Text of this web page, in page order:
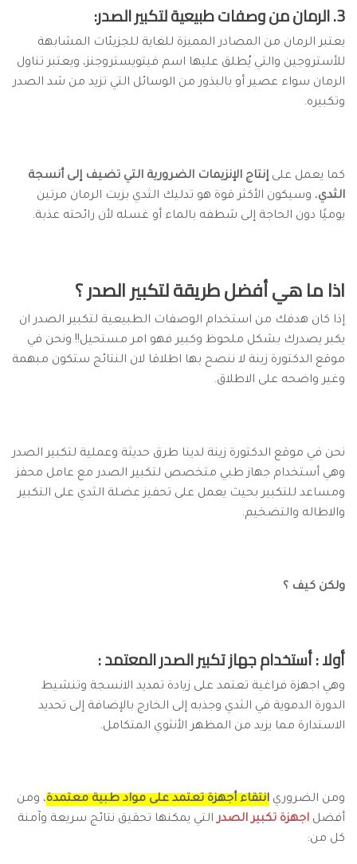
3. الرمان من وصفات طبيعية لتكبير الصدر:
يعتبر الرمان من المصادر المميزة للغاية للجزيئات المشابهة
للأستروجين والتي يُطلق عليها اسم فيتويستروجنز، ويعتبر تناول
الرمان سواء عصير أو بالبذور من الوسائل التي تزيد من شد الصدر
وتكبيره.
كما يعمل على إنتاج الإنزيمات الضرورية التي تضيف إلى أنسجة
الثدي، وسيكون الأكثر قوة هو تدليك الثدي بزيت الرمان مرتين
يوميًا دون الحاجة إلى شطفه بالماء أو غسله لأن رائحته عذبة.
اذا ما هي أفضل طريقة لتكبير الصدر ؟
إذا كان هدفك من استخدام الوصفات الطبيعية لتكبير الصدر ان
يكبر يصدرك بشكل ملحوظ وكبير فهو امر مستحيل!! ونحن في
موقع الدكتورة زينة لا ننصح بها اطلاقا لان النتائج ستكون مبهمة
وغير واضحه على الاطلاق.
نحن في موقع الدكتورة زينة لدينا طرق حديثة وعملية لتكبير الصدر
وهي أستخدام جهاز طبي متخصص لتكبير الصدر مع عامل محفز
ومساعد للتكبير بحيث يعمل على تحفيز عضلة الثدي على التكبير
والاطاله والتضخيم.
ولكن كيف ؟
أولا : أستخدام جهاز تكبير الصدر المعتمد :
وهي اجهزة فراغية تعتمد على زيادة تمديد الانسجة وتنشيط
الدورة الدموية في الثدي وجذبه إلى الخارج بالإضافة إلى تحديد
الاستدارة مما يزيد من المظهر الأنثوي المتكامل.
ومن الضروري انتقاء أجهزة تعتمد على مواد طبية معتمدة، ومن
أفضل اجهزة تكبير الصدرالتي يمكنها تحقيق نتائج سريعة وآمنة
كل من: